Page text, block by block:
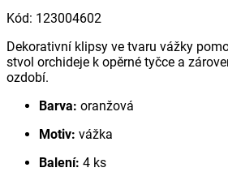
Kód: 123004602
Dekorativní klipsy ve tvaru vážky
stvol orchideje k opěrné tyčce a
ozdobí.
Barva: oranžová
Motiv: vážka
Balení: 4 ks